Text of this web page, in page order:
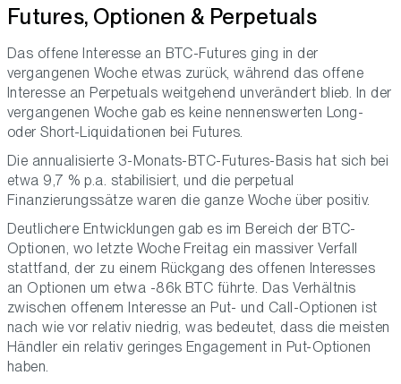
Futures, Optionen & Perpetuals
Das offene Interesse an BTC-Futures ging in der
vergangenen Woche etwas zurück, während das offene
Interesse an Perpetuals weitgehend unverändert blieb. In der
vergangenen Woche gab es keine nennenswerten Long-
oder Short-Liquidationen bei Futures.
Die annualisierte 3-Monats-BTC-Futures-Basis hat sich bei
etwa 9,7 % p.a. stabilisiert, und die perpetual
Finanzierungssätze waren die ganze Woche über positiv.
Deutlichere Entwicklungen gab es im Bereich der BTC-
Optionen, wo letzte Woche Freitag ein massiver Verfall
stattfand, der zu einem Rückgang des offenen Interesses
an Optionen um etwa -86k BTC führte. Das Verhältnis
zwischen offenem Interesse an Put- und Call-Optionen ist
nach wie vor relativ niedrig, was bedeutet, dass die meisten
Händler ein relativ geringes Engagement in Put-Optionen
haben.